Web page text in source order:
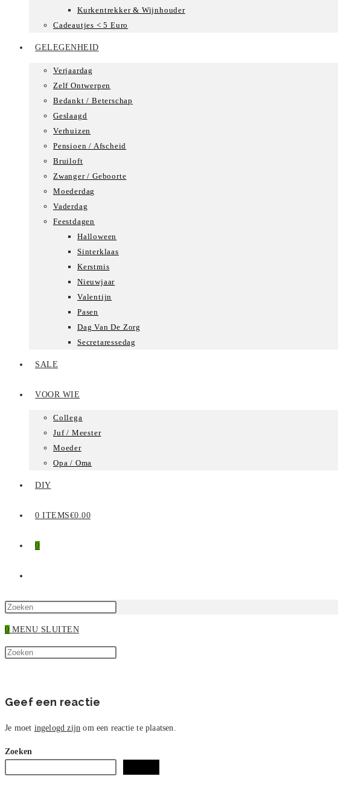
Kurkentrekker & Wijnhouder
Cadeautjes < 5 Euro
GELEGENHEID
Verjaardag
Zelf Ontwerpen
Bedankt / Beterschap
Geslaagd
Verhuizen
Pensioen / Afscheid
Bruiloft
Zwanger / Geboorte
Moederdag
Vaderdag
Feestdagen
Halloween
Sinterklaas
Kerstmis
Nieuwjaar
Valentijn
Pasen
Dag Van De Zorg
Secretaressedag
SALE
VOOR WIE
Collega
Juf / Meester
Moeder
Opa / Oma
DIY
0 ITEMS€0.00
0
ZOEKEN
0 MENU SLUITEN
Zoek
site
zoekpaneel
sluiten.
Geef een reactie
Je moet ingelogd zijn om een reactie te plaatsen.
Zoeken